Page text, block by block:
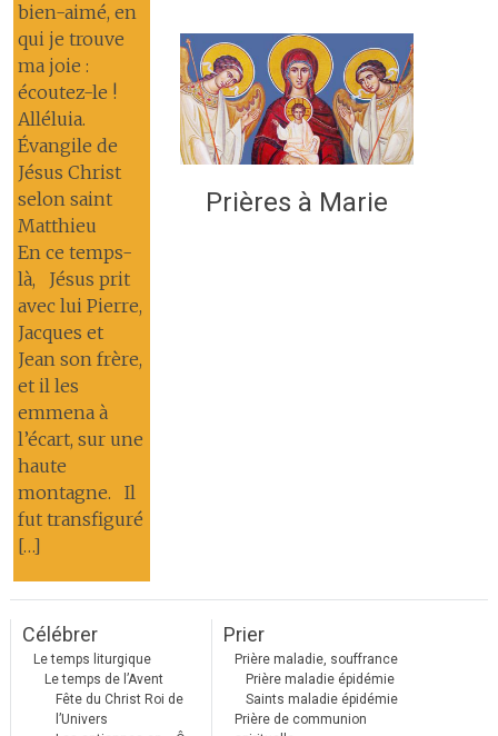
bien-aimé, en
qui je trouve
ma joie :
écoutez-le !
Alléluia.
Évangile de
Jésus Christ
selon saint
Matthieu
En ce temps-
là, Jésus prit
avec lui Pierre,
Jacques et
Jean son frère,
et il les
emmena à
l’écart, sur une
haute
montagne. Il
fut transfiguré
[…]
Prières à Marie
Célébrer
Le temps liturgique
Le temps de l’Avent
Fête du Christ Roi de
l’Univers
Prier
Prière maladie, souffrance
Prière maladie épidémie
Saints maladie épidémie
Prière de communion